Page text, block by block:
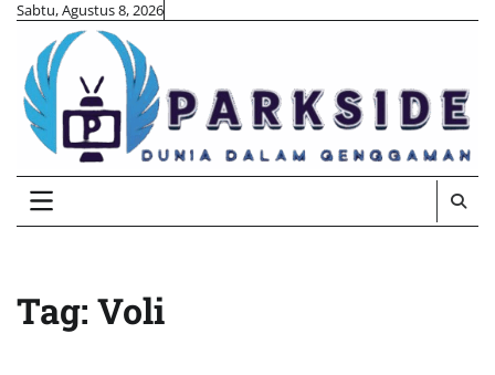
Skip
content
Sabtu, Agustus 8, 2026
Tag: Voli